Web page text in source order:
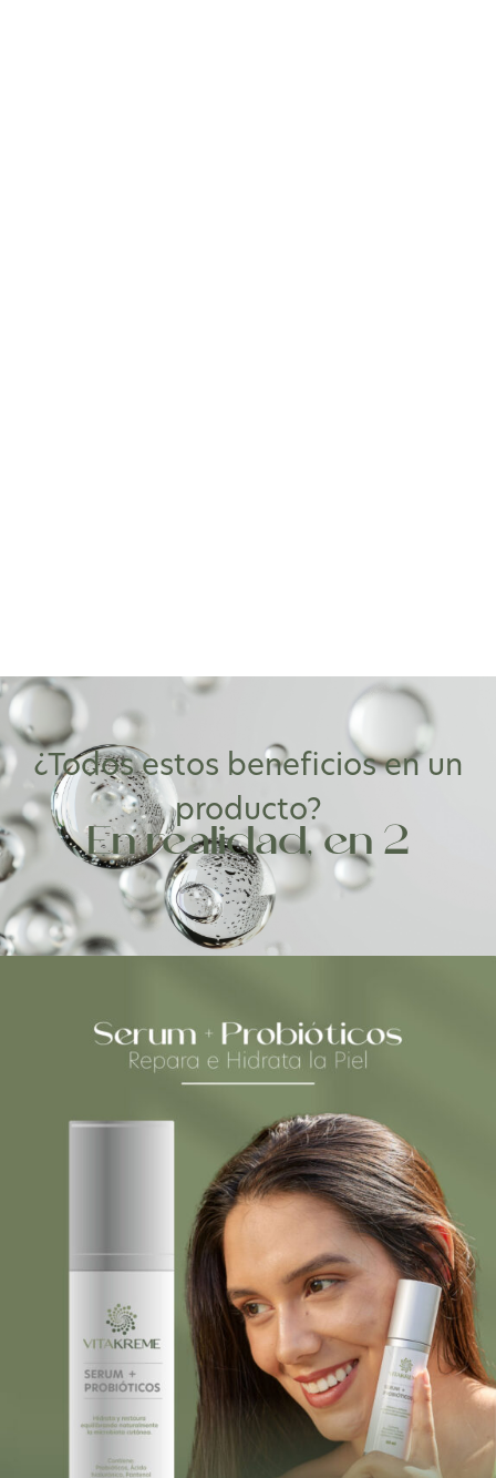
¿Todos estos beneficios en un
producto?
En realidad, en 2